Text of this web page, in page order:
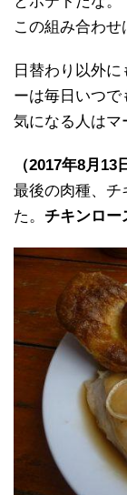
この組み合わせ
日替わり以外
ーは毎日いつで
気になる人はマ
（2017年8月13
最後の肉種、チ
た。 チキンロー